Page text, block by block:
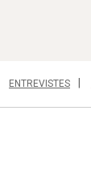
ENTREVISTES